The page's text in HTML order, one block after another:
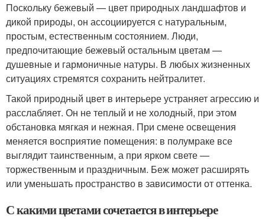
Поскольку бежевый — цвет природных ландшафтов и
дикой природы, он ассоциируется с натуральным,
простым, естественным состоянием. Люди,
предпочитающие бежевый остальным цветам —
душевные и гармоничные натуры. В любых жизненных
ситуациях стремятся сохранить нейтралитет.
Такой природный цвет в интерьере устраняет агрессию и
расслабляет. Он не теплый и не холодный, при этом
обстановка мягкая и нежная. При смене освещения
меняется восприятие помещения: в полумраке все
выглядит таинственным, а при ярком свете —
торжественным и праздничным. Беж может расширять
или уменьшать пространство в зависимости от оттенка.
С какими цветами сочетается в интерьере